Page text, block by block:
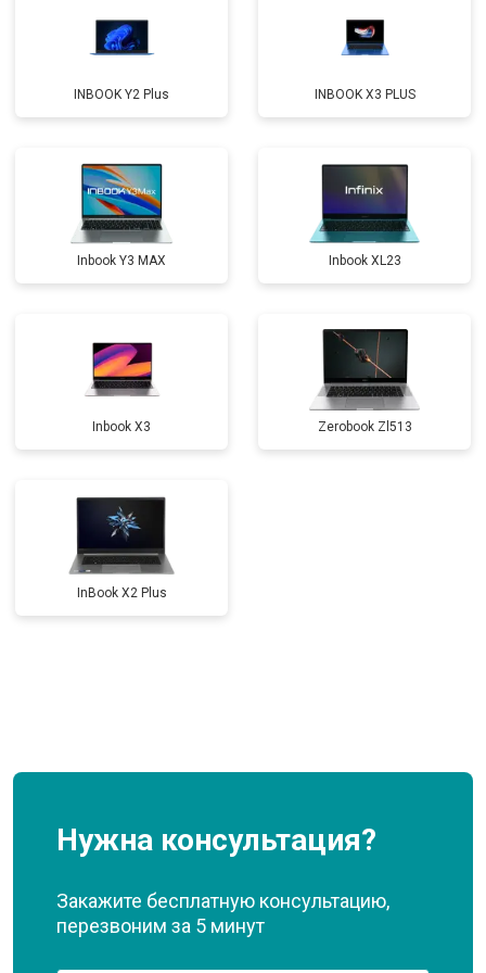
Замена микрофона от 2600 ₽ Заказать
Замена оперативной памяти от 1100 ₽ Заказать
Прошивка BIOS от 1500 ₽ Заказать
Ремонт петель от 3990 ₽
INBOOK Y2 Plus INBOOK X3 PLUS
Inbook Y3 MAX Inbook XL23
Inbook X3 Zerobook Zl513
InBook X2 Plus
Нужна консультация?
Закажите бесплатную консультацию,
перезвоним за 5 минут